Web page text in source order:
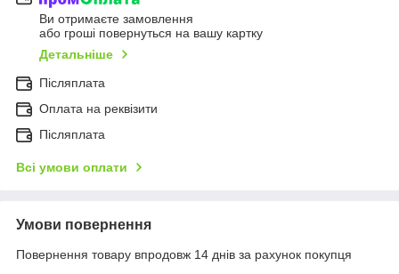
Ви отримаєте замовлення
або гроші повернуться на вашу картку
Детальніше
Післяплата
Оплата на реквізити
Післяплата
Всі умови оплати
Умови повернення
Повернення товару впродовж 14 днів за рахунок покупця